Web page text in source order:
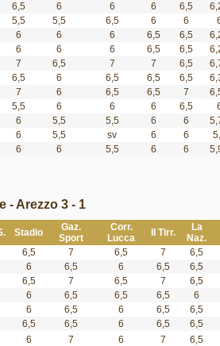
6,5 6 6 6 6,5
5,5 5,5 6,5 6 6
6 6 6 6,5 6,5
6 6 6 6,5 6,5
7 6,5 7 7 6,5
6,5 6 6,5 6,5 6,5
7 6 6,5 6,5 7
5,5 6 6 6 6,5
6 5,5 5,5 6 6
6 5,5 sv 6 6
6 6 5,5 6 6
- Arezzo 3 - 1
Stadio
Gaz.
Sport
Corr.
Lucca
Il Tirr.
La
Naz.
6,5 7 6,5 7
6,5
6 6,5 6 6,5
6,5
6,5 7 6,5 7
6,5
6 6,5 6,5 6,5
6
6 6,5 6 6,5
6,5
6,5 6,5 6 6,5
6,5
6 7 6 7
6,5